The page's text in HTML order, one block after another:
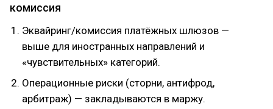
комиссия
Эквайринг/комиссия платёжных шлюзов —
выше для иностранных направлений и
«чувствительных» категорий.
Операционные риски (сторни, антифрод,
арбитраж) — закладываются в маржу.